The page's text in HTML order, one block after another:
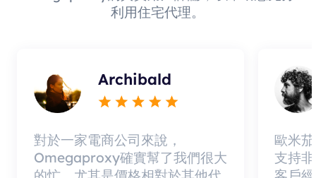
利用住宅代理。
Archibald
對於一家電商公司來說，
Omegaproxy確實幫了我們很大
歐米
支持